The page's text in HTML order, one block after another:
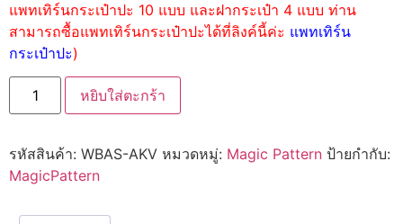
แพทเทิร์นกระเป๋าปะ 10 แบบ และฝากระเป๋า 4 แบบ ท่าน
สามารถซื้อแพทเทิร์นกระเป๋าปะได้ที่ลิงค์นี้ค่ะ แพทเทิร์น
กระเป๋าปะ)
หยิบใส่ตะกร้า
รหัสสินค้า: WBAS-AKV หมวดหมู่: Magic Pattern ป้ายกำกับ:
MagicPattern